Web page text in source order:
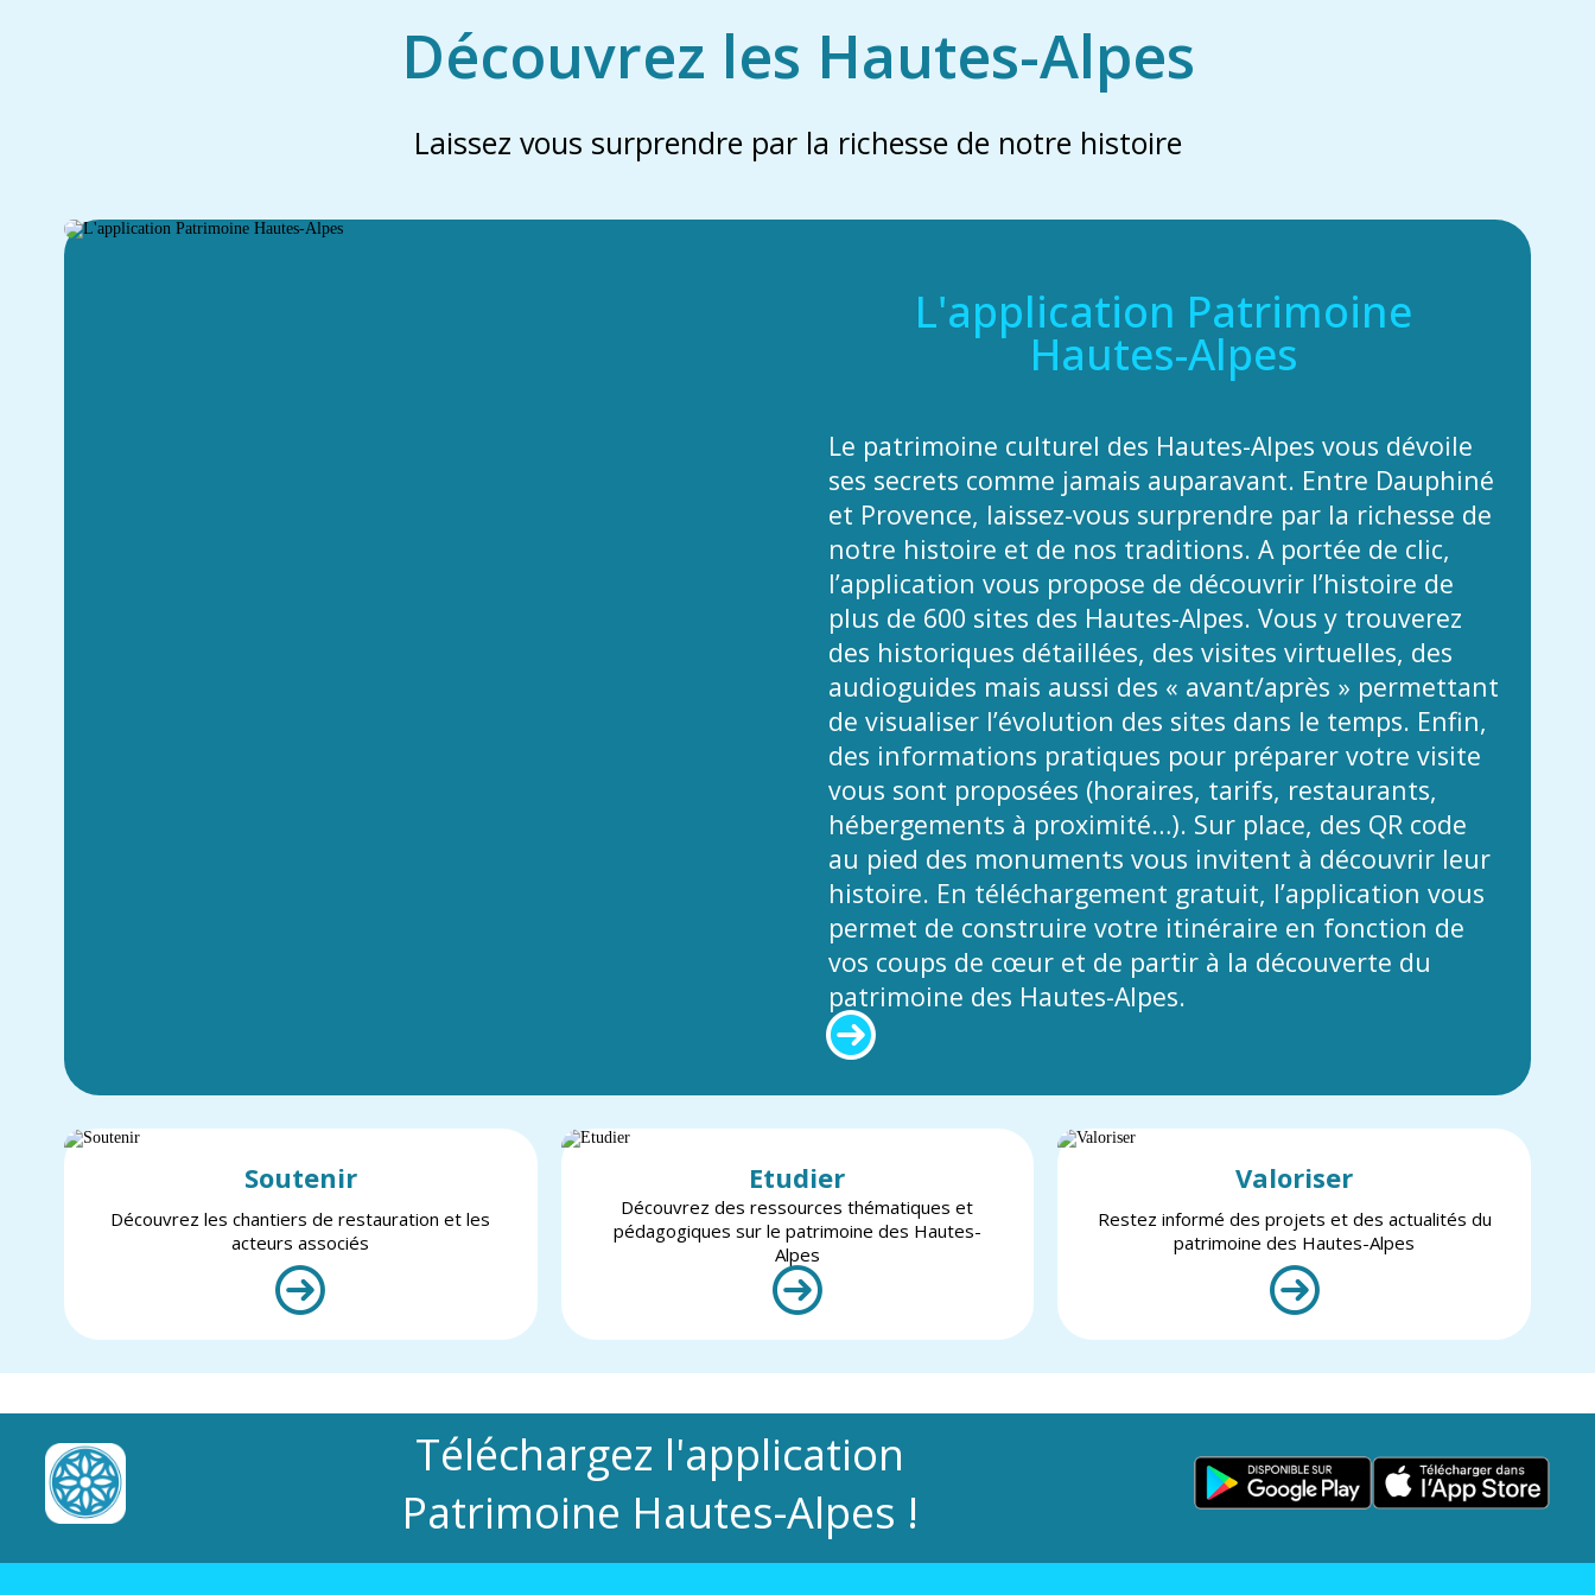
Découvrez les Hautes-Alpes
Laissez vous surprendre par la richesse de notre histoire
L'application Patrimoine
Hautes-Alpes
Le patrimoine culturel des Hautes-Alpes vous dévoile
ses secrets comme jamais auparavant. Entre Dauphiné
et Provence, laissez-vous surprendre par la richesse de
notre histoire et de nos traditions. A portée de clic,
l’application vous propose de découvrir l’histoire de
plus de 600 sites des Hautes-Alpes. Vous y trouverez
des historiques détaillées, des visites virtuelles, des
audioguides mais aussi des « avant/après » permettant
de visualiser l’évolution des sites dans le temps. Enfin,
des informations pratiques pour préparer votre visite
vous sont proposées (horaires, tarifs, restaurants,
hébergements à proximité…). Sur place, des QR code
au pied des monuments vous invitent à découvrir leur
histoire. En téléchargement gratuit, l’application vous
permet de construire votre itinéraire en fonction de
vos coups de cœur et de partir à la découverte du
patrimoine des Hautes-Alpes.
Soutenir
Découvrez les chantiers de restauration et les
acteurs associés
Etudier
Découvrez des ressources thématiques et
pédagogiques sur le patrimoine des Hautes-
Alpes
Valoriser
Restez informé des projets et des actualités du
patrimoine des Hautes-Alpes
Téléchargez l'application
Patrimoine Hautes-Alpes !